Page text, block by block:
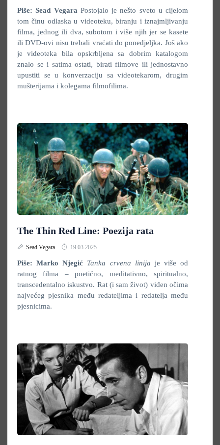
Piše: Sead Vegara Postojalo je nešto sveto u cijelom
tom činu odlaska u videoteku, biranju i iznajmljivanju
filma, jednog ili dva, subotom i više njih jer se kasete
ili DVD-ovi nisu trebali vraćati do ponedjeljka. Još ako
je videoteka bila opskrbljena sa dobrim katalogom
znalo se i satima ostati, birati filmove ili jednostavno
upustiti se u konverzaciju sa videotekarom, drugim
mušterijama i kolegama filmofilima.
The Thin Red Line: Poezija rata
Sead Vegara 19.03.2025.
Piše: Marko Njegić Tanka crvena linija je više od
ratnog filma – poetično, meditativno, spiritualno,
transcedentalno iskustvo. Rat (i sam život) viđen očima
najvećeg pjesnika među redateljima i redatelja među
pjesnicima.